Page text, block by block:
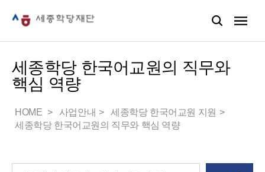
세종학당 한국어교원의 직무와
핵심 역량
HOME 사업안내
세종학당 한국어교원 지원
세종학당 한국어교원의 직무와 핵심 역량